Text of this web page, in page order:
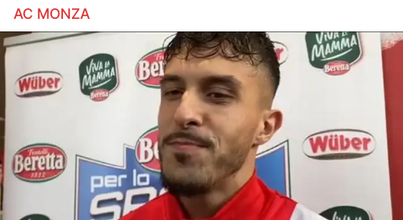
Motori
Volley
Altri sport
Hockey
AC MONZA